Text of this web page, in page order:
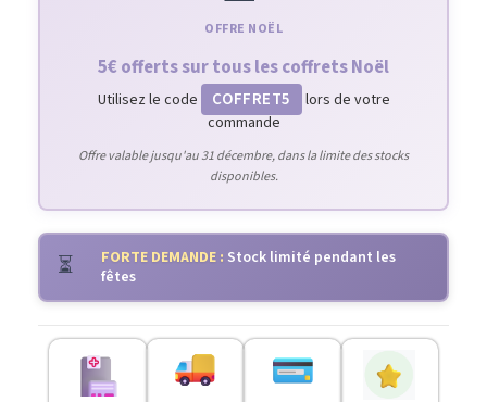
OFFRE NOËL
5€ offerts sur tous les coffrets Noël
Utilisez le code COFFRET5
lors de votre
commande
Offre valable jusqu'au 31 décembre, dans la limite des stocks
disponibles.
⏳ FORTE DEMANDE : Stock limité pendant les
fêtes